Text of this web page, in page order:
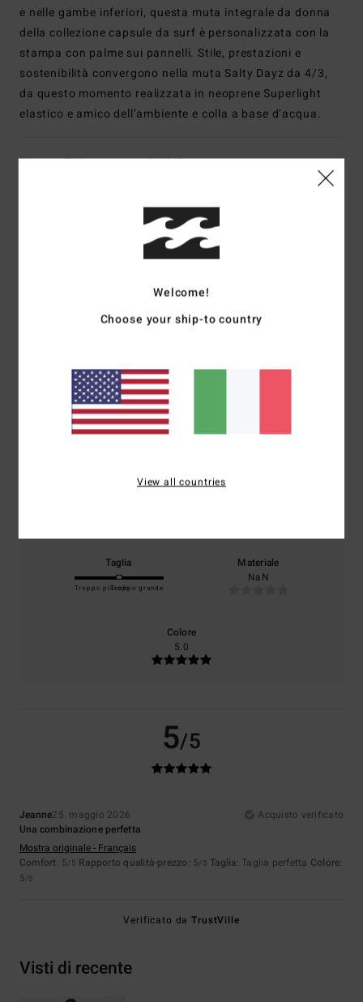
e nelle gambe inferiori, questa muta integrale da donna
della collezione capsule da surf è personalizzata con la
stampa con palme sui pannelli. Stile, prestazioni e
sostenibilità convergono nella muta Salty Dayz da 4/3,
da questo momento realizzata in neoprene Superlight
elastico e amico dell’ambiente e colla a base d’acqua.
Dettagli & caratteristiche
Recensioni dei clienti
5.0
basato su1 recensioni verificatedal maggio 2026
Taglia
Troppo piccoloTroppo grande
Materiale
NaN
Colore
5.0
5/5
Jeanne25. maggio 2026
Acquisto verificato
Una combinazione perfetta
Mostra originale - Français
Comfort: 5/5 Rapporto qualità-prezzo: 5/5 Taglia: Taglia perfetta Colore:
5/5
Verificato daTrustVille
Visti di recente
Welcome!
Choose your ship-to country
View all countries